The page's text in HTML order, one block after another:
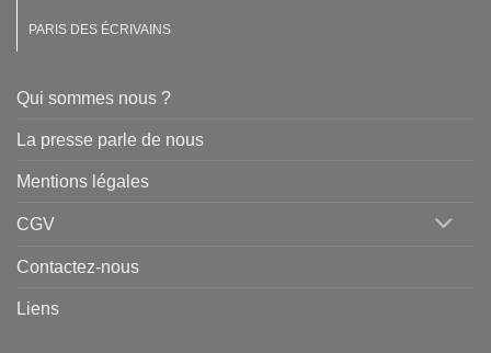
PARIS DES ÉCRIVAINS
Qui sommes nous ?
La presse parle de nous
Mentions légales
CGV
Contactez-nous
Liens